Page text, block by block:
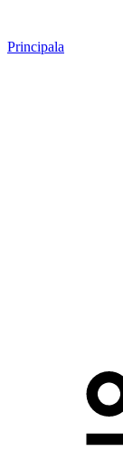
Principala